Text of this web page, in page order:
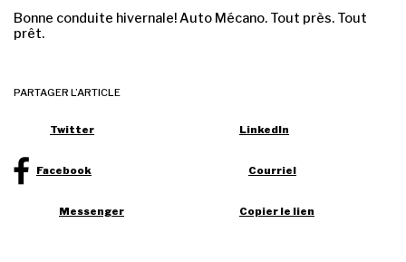
Bonne conduite hivernale! Auto Mécano. Tout près. Tout
prêt.
PARTAGER L’ARTICLE
Twitter LinkedIn
Facebook Courriel
Messenger Copier le lien